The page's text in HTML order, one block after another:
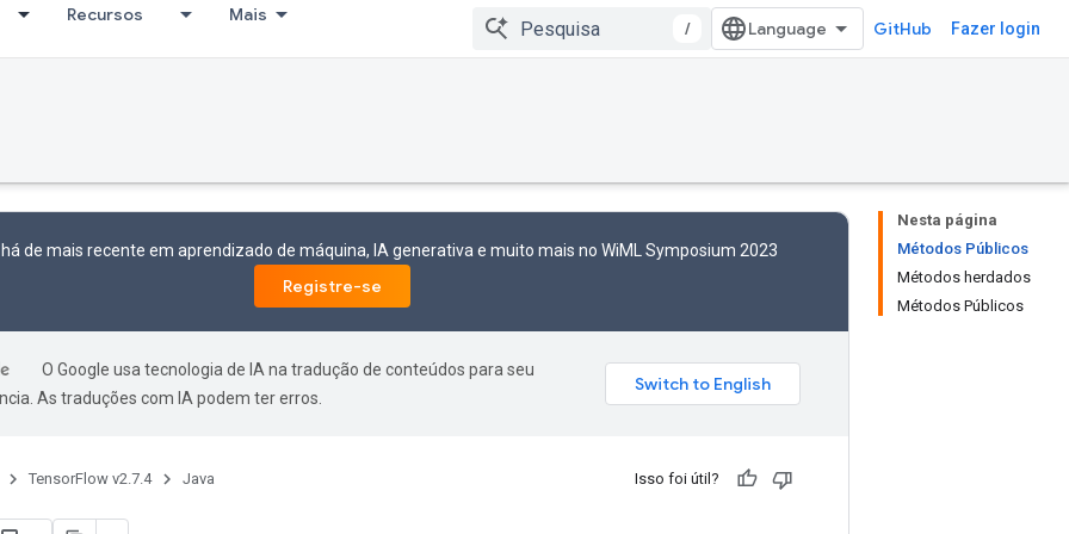
Recursos Mais
/ GitHub Fazer login
Nesta página
Métodos Públicos
Métodos herdados
Métodos Públicos
de mais recente em aprendizado de máquina, IA generativa e muito mais no WiML Symposium 2023
Registre-se
O Google usa tecnologia de IA na tradução de conteúdos para seu
As traduções com IA podem ter erros.
TensorFlow v2.7.4 Java Isso foi útil?